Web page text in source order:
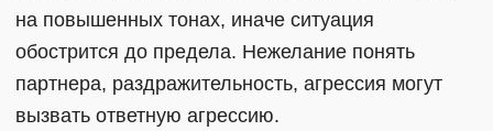
на повышенных тонах, иначе ситуация
обострится до предела. Нежелание понять
партнера, раздражительность, агрессия могут
вызвать ответную агрессию.